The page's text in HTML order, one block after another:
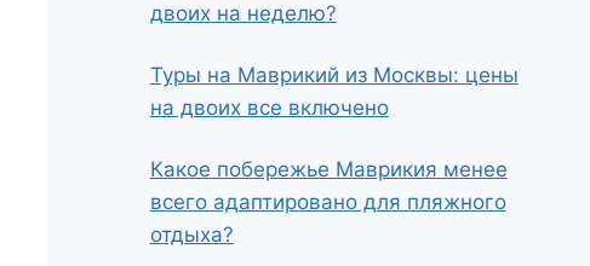
двоих на неделю?
Туры на Маврикий из Москвы: цены
на двоих все включено
Какое побережье Маврикия менее
всего адаптировано для пляжного
отдыха?